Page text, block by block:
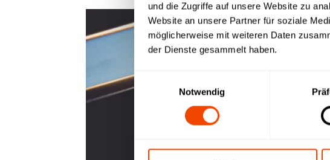
und die Zugriffe auf unsere Website zu
Website an unsere Partner für soziale
möglicherweise mit weiteren Daten
der Dienste gesammelt haben.
Einwilligungsauswahl
Notwendig